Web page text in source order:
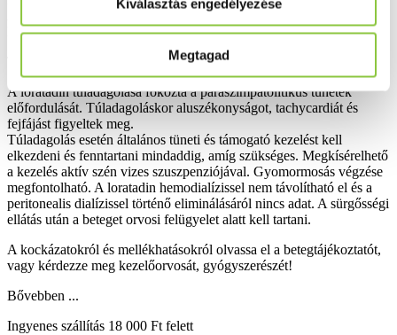
Kiválasztás engedélyezése
Megtagad
Általános tünetek, az alkalmazás helyén fellépő reakciók:
Fáradtság.
A loratadin túladagolása fokozta a paraszimpatolitikus tünetek
előfordulását. Túladagoláskor aluszékonyságot, tachycardiát és
fejfájást figyeltek meg.
Túladagolás esetén általános tüneti és támogató kezelést kell
elkezdeni és fenntartani mindaddig, amíg szükséges. Megkísérelhető
a kezelés aktív szén vizes szuszpenziójával. Gyomormosás végzése
megfontolható. A loratadin hemodialízissel nem távolítható el és a
peritonealis dialízissel történő eliminálásáról nincs adat. A sürgősségi
ellátás után a beteget orvosi felügyelet alatt kell tartani.
A kockázatokról és mellékhatásokról olvassa el a betegtájékoztatót,
vagy kérdezze meg kezelőorvosát, gyógyszerészét!
Bővebben ...
Ingyenes szállítás 18 000 Ft felett